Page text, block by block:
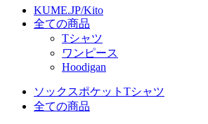
KUME.JP/Kito
全ての商品
Tシャツ
ワンピース
Hoodigan
ソックスポケットTシャツ
全ての商品